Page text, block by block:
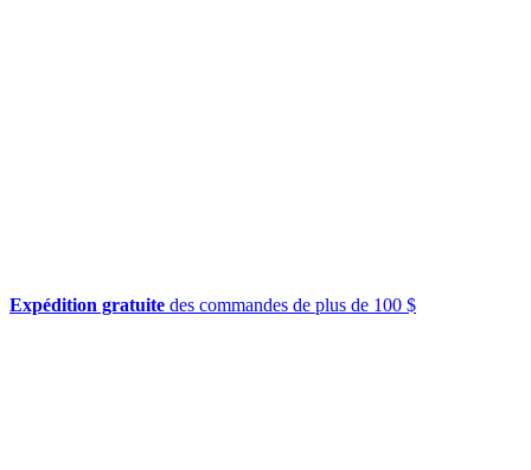
Expédition gratuite des commandes de plus de 100 $